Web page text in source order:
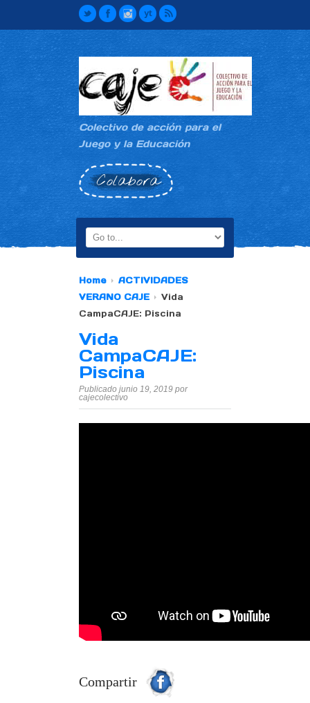
Colectivo de acción para el
Juego y la Educación
Colabora
Home
ACTIVIDADES
VERANO CAJE
Vida
CampaCAJE: Piscina
Vida
CampaCAJE:
Piscina
Publicado junio 19, 2019 por
cajecolectivo
Compartir